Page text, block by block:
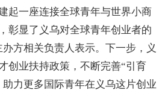
起一座连接全球青年与世界小商
彰显了义乌对全球青年创业者的
方相关负责人表示。下一步，义
创业扶持政策，不断完善“引育
力更多国际青年在义乌这片创业